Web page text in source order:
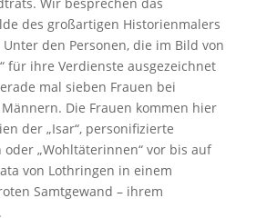
des großartigen Historienmalers
Unter den Personen, die im Bild von
für ihre Verdienste ausgezeichnet
mal sieben Frauen bei
Die Frauen kommen hier
der „Isar“, personifizierte
oder „Wohltäterinnen“ vor bis auf
von Lothringen in einem
Samtgewand – ihrem